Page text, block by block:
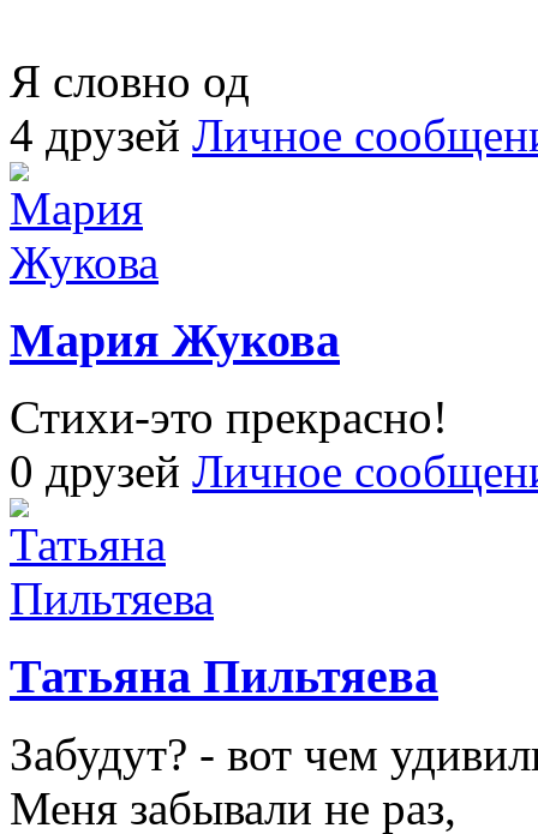
Я словно од
4 друзей Личное
Мария Жукова
Стихи-это прекрасно!
0 друзей Личное
Татьяна Пильтяева
Забудут? - вот чем
Меня забывали не раз,